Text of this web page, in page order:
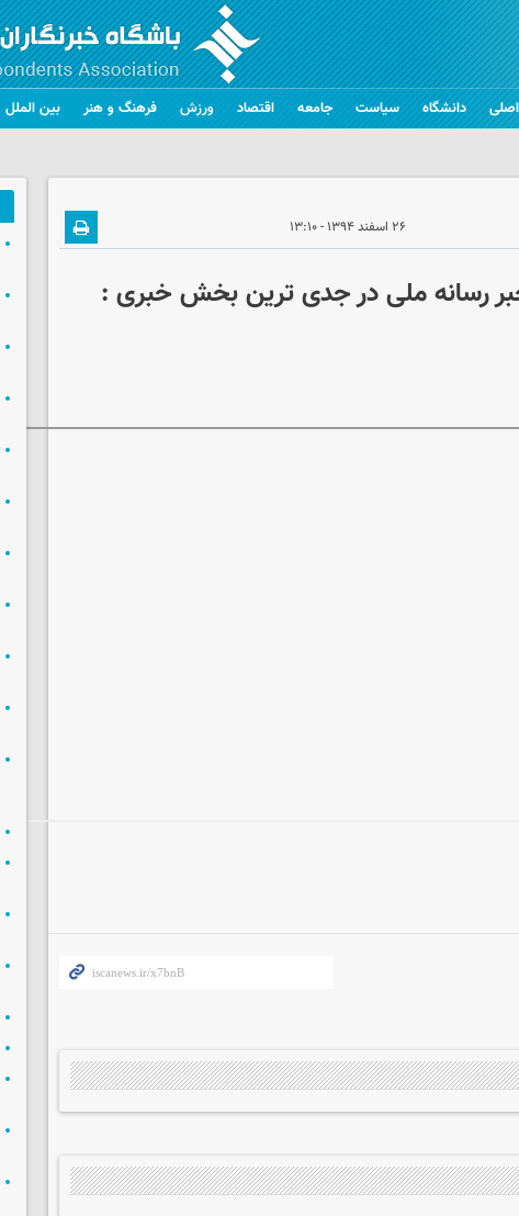
دانشگاه سیاست جامعه اقتصاد ورزش فرهنگ و هنر بین الملل
۲۶ اسفند ۱۳۹۴ - ۱۳:۱۰
رسانه ملی در جدی ترین بخش خبری :